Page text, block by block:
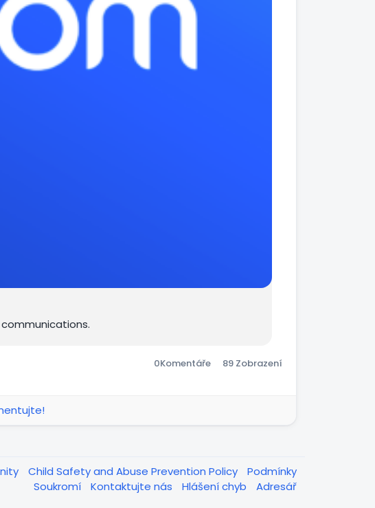
0Komentáře 89 Zobrazení
Child Safety and Abuse Prevention Policy
Podmínky
Soukromí
Kontaktujte nás Hlášení chyb Adresář